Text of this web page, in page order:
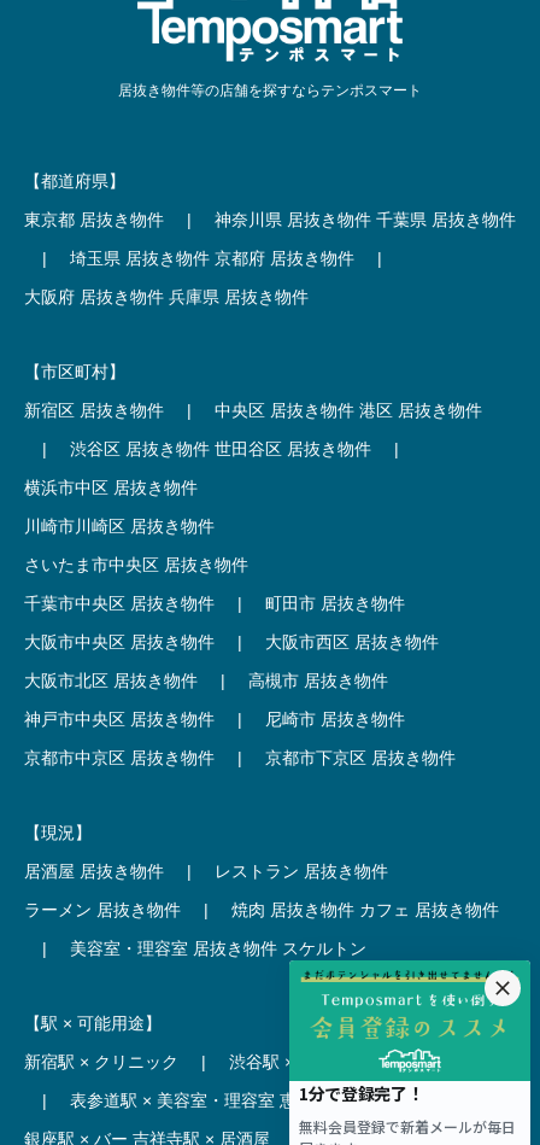
居抜き物件等の店舗を探すならテンポスマート
【都道府県】
東京都 居抜き物件
| 神奈川県 居抜き物件 千葉県 居抜き物件
|
埼玉県 居抜き物件 京都府 居抜き物件
|
大阪府 居抜き物件 兵庫県 居抜き物件
【市区町村】
新宿区 居抜き物件
| 中央区 居抜き物件 港区 居抜き物件
|
渋谷区 居抜き物件 世田谷区 居抜き物件
|
横浜市中区 居抜き物件
川崎市川崎区 居抜き物件
さいたま市中央区 居抜き物件
千葉市中央区 居抜き物件
|
町田市 居抜き物件
大阪市中央区 居抜き物件
|
大阪市西区 居抜き物件
大阪市北区 居抜き物件
|
高槻市 居抜き物件
神戸市中央区 居抜き物件
|
尼崎市 居抜き物件
京都市中京区 居抜き物件
| 京都市下京区 居抜き物件
【現況】
居酒屋 居抜き物件
|
レストラン 居抜き物件
ラーメン 居抜き物件
| 焼肉 居抜き物件 カフェ 居抜き物件
|
美容室・理容室 居抜き物件 スケルトン
【駅 × 可能用途】
新宿駅 × クリニック
| 渋谷駅 × カフェ
池袋駅 × ラーメン
|
表参道駅 × 美容室・理容室 恵比寿駅 × レストラン
銀座駅 × バー 吉祥寺駅 × 居酒屋 麻布十番駅 × レストラン